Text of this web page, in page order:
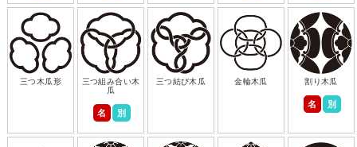
三つ木瓜形
三つ組み合い木
瓜
名 別
三つ結び木瓜 金輪木瓜 割り木瓜
名 別